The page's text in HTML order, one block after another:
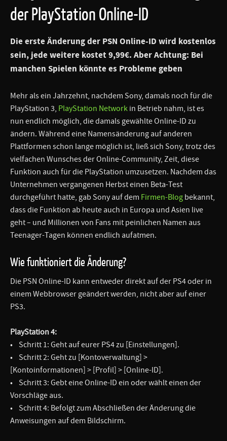
der PlayStation Online-ID
Die erste Änderung der PSN Online-ID wird kostenlos
sein, jede weitere kostet 9,99€. Aber Achtung: Bei
manchen Spielen könnte es Probleme geben
Mehr als ein Jahrzehnt, nachdem Sony, damals noch für die
PlayStation 3, PlayStation Network in Betrieb nahm, ist es
nun endlich möglich, die damals gewählte Online-ID zu
ändern. Während eine Namensänderung auf anderen
Plattformen schon lange möglich ist, ließ sich Sony, trotz des
vielfachen Wunsches der Online-Community, Zeit, diese
Funktion auch für die PlayStation umzusetzen. Nachdem das
Unternehmen vergangenen Herbst einen Beta-Test
durchgeführt hatte, gab Sony auf dem Firmen-Blog bekannt,
dass die Funktion ab heute auch in Europa und Asien live
geht – und Millionen von Fans mit peinlichen Namen aus
Teenager-Tagen können endlich aufatmen.
Wie funktioniert die Änderung?
Die PSN Online-ID kann entweder direkt auf der PS4 oder in
einem Webbrowser geändert werden, nicht aber auf einer
PS3.
PlayStation 4:
• Schritt 1: Geht auf eurer PS4 zu [Einstellungen].
• Schritt 2: Geht zu [Kontoverwaltung] >
[Kontoinformationen] > [Profil] > [Online-ID].
• Schritt 3: Gebt eine Online-ID ein oder wählt einen der
Vorschläge aus.
• Schritt 4: Befolgt zum Abschließen der Änderung die
Anweisungen auf dem Bildschirm.